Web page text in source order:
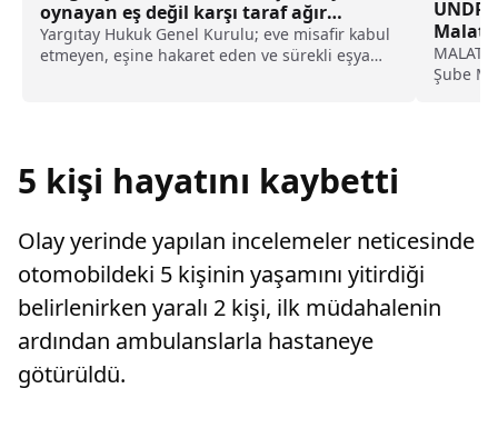
oynayan eş değil karşı taraf ağır
kusurlu sayıldı
Yargıtay Hukuk Genel Kurulu; eve misafir kabul
etmeyen, eşine hakaret eden ve sürekli eşya
UNDP
Şube
5 kişi hayatını kaybetti
Olay yerinde yapılan incelemeler neticesinde
otomobildeki 5 kişinin yaşamını yitirdiği
belirlenirken yaralı 2 kişi, ilk müdahalenin
ardından ambulanslarla hastaneye
götürüldü.